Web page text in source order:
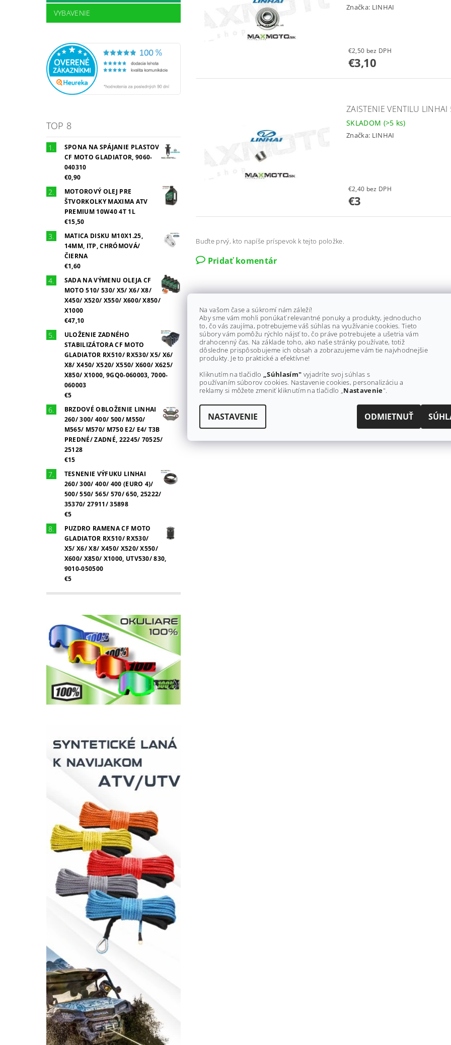
VYBAVENIE
TOP 8
SPONA NA SPÁJANIE PLASTOV
CF MOTO GLADIATOR, 9060-
040310
€0,90
MOTOROVÝ OLEJ PRE
ŠTVORKOLKY MAXIMA ATV
PREMIUM 10W40 4T 1L
€15,50
MATICA DISKU M10X1.25,
14MM, ITP, CHRÓMOVÁ/
ČIERNA
€1,60
SADA NA VÝMENU OLEJA CF
MOTO 510/ 530/ X5/ X6/ X8/
X450/ X520/ X550/ X600/ X850/
X1000
€47,10
ULOŽENIE ZADNÉHO
STABILIZÁTORA CF MOTO
GLADIATOR RX510/ RX530/ X5/ X6/
X8/ X450/ X520/ X550/ X600/ X625/
X850/ X1000, 9GQ0-060003, 7000-
060003
€5
BRZDOVÉ OBLOŽENIE LINHAI
260/ 300/ 400/ 500/ M550/
M565/ M570/ M750 E2/ E4/ T3B
PREDNÉ/ ZADNÉ, 22245/ 70525/
25128
€15
TESNENIE VÝFUKU LINHAI
260/ 300/ 400/ 400 (EURO 4)/
500/ 550/ 565/ 570/ 650, 25222/
35370/ 27911/ 35898
€5
PUZDRO RAMENA CF MOTO
GLADIATOR RX510/ RX530/
X5/ X6/ X8/ X450/ X520/ X550/
X600/ X850/ X1000, UTV530/ 830,
9010-050500
€5
Značka: LINHAI
€2,50 bez DPH
€3,10
ZAISTENIE VENTILU
SKLADOM (>5 ks)
Značka: LINHAI
€2,40 bez DPH
€3
Buďte prvý, kto napíše príspevok k tejto položke.
Pridať komentár
Na vašom čase a súkromí nám záleží!
Aby sme vám mohli ponúkať relevantné ponuky a produkty, jednoducho
to, čo vás zaujíma, potrebujeme váš súhlas na využívanie cookies. Tieto
súbory vám pomôžu rýchlo nájsť to, čo práve potrebujete a ušetria vám
drahocenný čas. Na základe toho, ako naše stránky používate, totiž
dôsledne prispôsobujeme ich obsah a zobrazujeme vám tie najvhodnejšie
produkty. Je to praktické a efektívne!
Kliknutím na tlačidlo „Súhlasím" vyjadríte svoj súhlas s
používaním súborov cookies. Nastavenie cookies, personalizáciu a
reklamy si môžete zmeniť kliknutím na tlačidlo „Nastavenie".
NASTAVENIE ODMIETNUŤ